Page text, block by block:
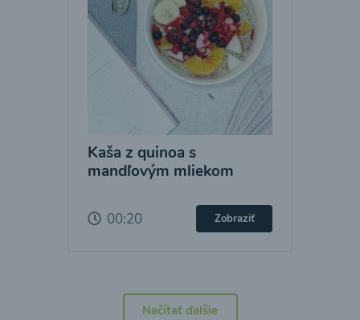
Kaša z quinoa s
mandľovým mliekom
00:20 Zobraziť
Načítať ďalšie